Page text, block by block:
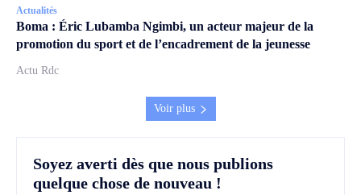
Actualités
Boma : Éric Lubamba Ngimbi, un acteur majeur de la
promotion du sport et de l’encadrement de la jeunesse
Actu Rdc
Voir plus
Soyez averti dès que nous publions
quelque chose de nouveau !